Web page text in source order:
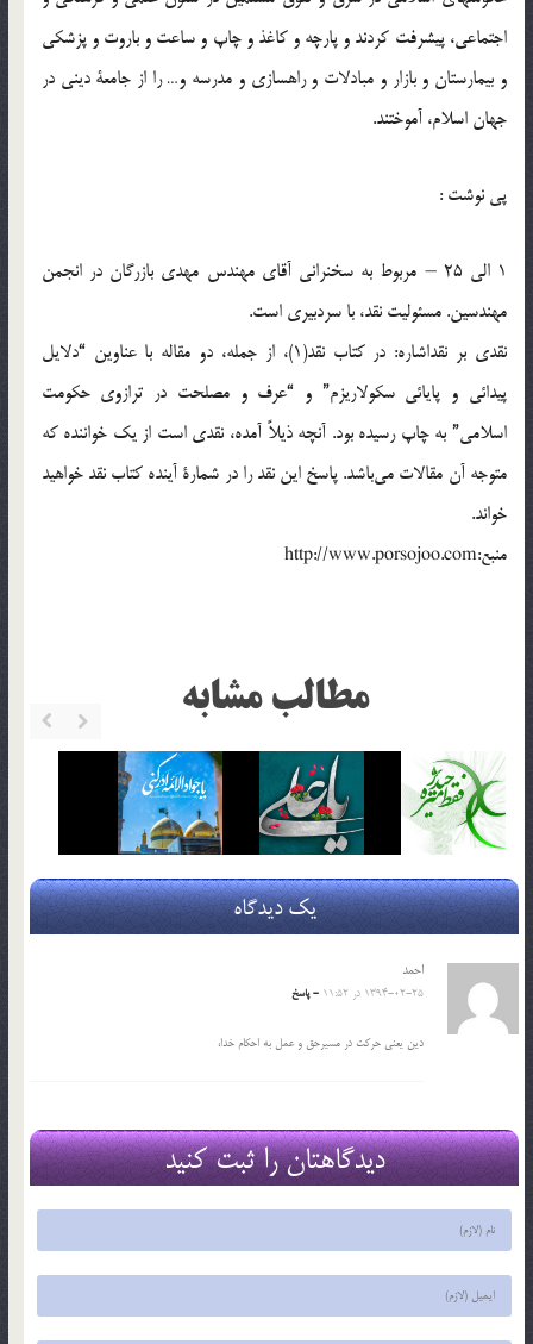
اجتماعی، پیشرفت‌ کردند و پارچه‌ و کاغذ و چاپ‌ و ساعت‌ و باروت‌ و پزشکی‌
و بیمارستان‌ و بازار و مبادلات‌ و راهسازی‌ و مدرسه‌ و… را از جامعة‌ دینی‌ در
جهان‌ اسلام، آموختند.
پي نوشت :
1 الی‌ 25 – مربوط‌ به‌ سخنرانی‌ آقای‌ مهندس‌ مهدی‌ بازرگان‌ در انجمن‌
مهندسین. مسئولیت‌ نقد، با سردبیری‌ است.
‌نقدی‌ بر نقد‌‌اشاره: در کتاب‌ نقد(1)، از جمله، دو مقاله‌ با عناوین‌ “دلایل‌
پیدائی‌ و پایائی‌ سکولاریزم” و “عرف‌ و مصلحت‌ در ترازوی‌ حکومت‌
اسلامی” به‌ چاپ‌ رسیده‌ بود. آنچه‌ ذیلاً‌ آمده، نقدی‌ است‌ از یک‌ خواننده‌ که‌
متوجه‌ آن‌ مقالات‌ می‌باشد. پاسخ‌ این‌ نقد را در شمارة‌ آینده‌ کتاب‌ نقد خواهید
خواند.
منبع:http://www.porsojoo.com
مطالب مشابه
یک دیدگاه
احمد
1394-02-25 در 11:52 - پاسخ
دین یعنی حرکت‌ در مسیرحق و عمل‌ به‌ احکام‌ خدا،
دیدگاهتان را ثبت کنید